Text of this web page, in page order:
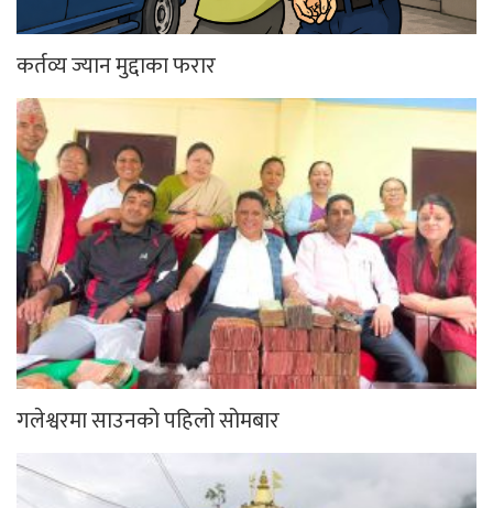
कर्तव्य ज्यान मुद्दाका फरार
गलेश्वरमा साउनको पहिलो सोमबार